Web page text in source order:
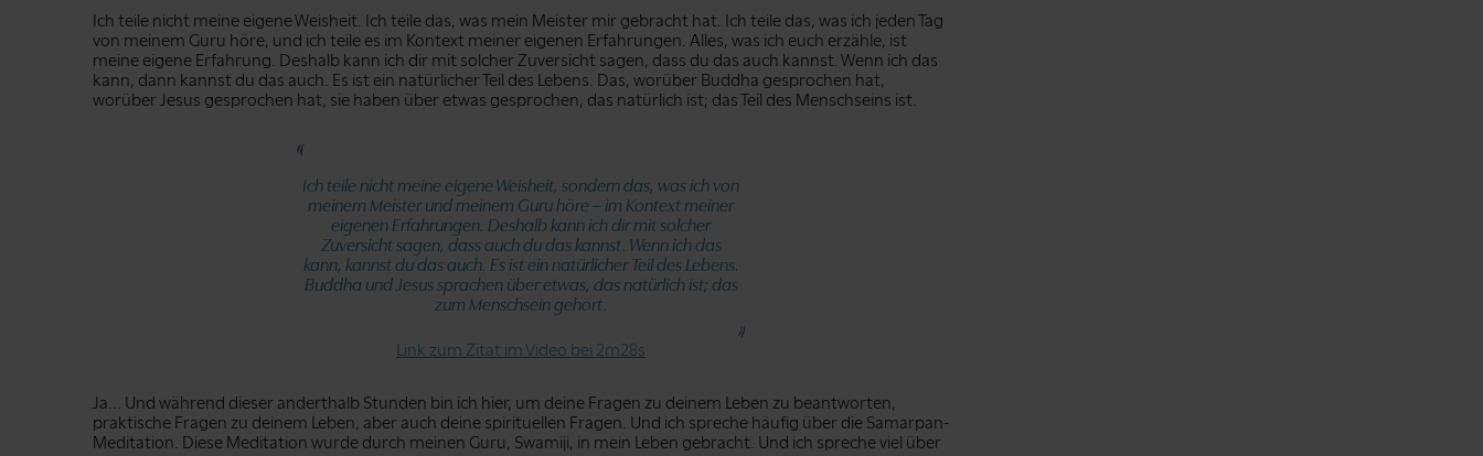
Ich teile nicht meine eigene Weisheit. Ich teile das, was mein Meister mir gebracht hat. Ich teile das, was ich jeden Tag
von meinem Guru höre, und ich teile es im Kontext meiner eigenen Erfahrungen. Alles, was ich euch erzähle, ist
meine eigene Erfahrung. Deshalb kann ich dir mit solcher Zuversicht sagen, dass du das auch kannst. Wenn ich das
kann, dann kannst du das auch. Es ist ein natürlicher Teil des Lebens. Das, worüber Buddha gesprochen hat,
worüber Jesus gesprochen hat, sie haben über etwas gesprochen, das natürlich ist; das Teil des Menschseins ist.
Ich teile nicht meine eigene Weisheit, sondern das, was ich von
meinem Meister und meinem Guru höre – im Kontext meiner
eigenen Erfahrungen. Deshalb kann ich dir mit solcher
Zuversicht sagen, dass auch du das kannst. Wenn ich das
kann, kannst du das auch. Es ist ein natürlicher Teil des Lebens.
Buddha und Jesus sprachen über etwas, das natürlich ist; das
zum Menschsein gehört.
Link zum Zitat im Video bei 2m28s
Ja... Und während dieser anderthalb Stunden bin ich hier, um deine Fragen zu deinem Leben zu beantworten,
praktische Fragen zu deinem Leben, aber auch deine spirituellen Fragen. Und ich spreche häufig über die Samarpan-
Meditation. Diese Meditation wurde durch meinen Guru, Swamiji, in mein Leben gebracht. Und ich spreche viel über